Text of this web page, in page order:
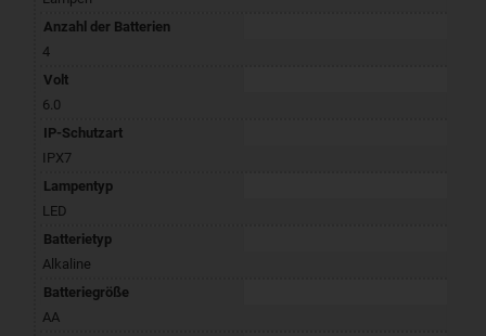
Anzahl der Batterien
4
Volt
6.0
IP-Schutzart
IPX7
Lampentyp
LED
Batterietyp
Alkaline
Batteriegröße
AA